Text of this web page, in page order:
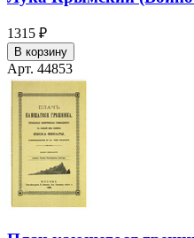
1315 ₽
В корзину
Арт. 44853